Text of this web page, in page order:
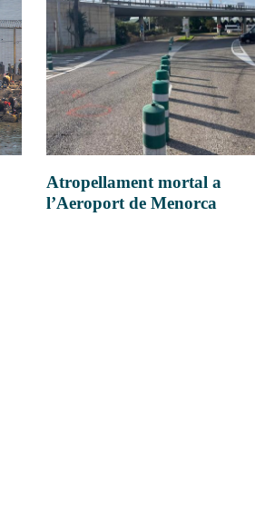
Atropellament mortal a
l’Aeroport de Menorca